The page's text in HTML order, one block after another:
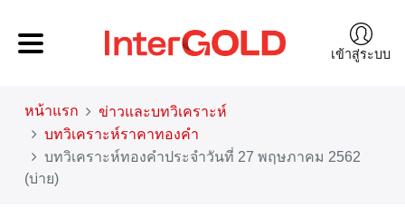
เข้าสู่ระบบ
หน้าแรก
ข่าวและบทวิเคราะห์
บทวิเคราะห์ราคาทองคำ
บทวิเคราะห์ทองคำประจำวันที่ 27 พฤษภาคม 2562
(บ่าย)